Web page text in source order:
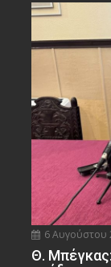
6 Αυγούστου
Θ.